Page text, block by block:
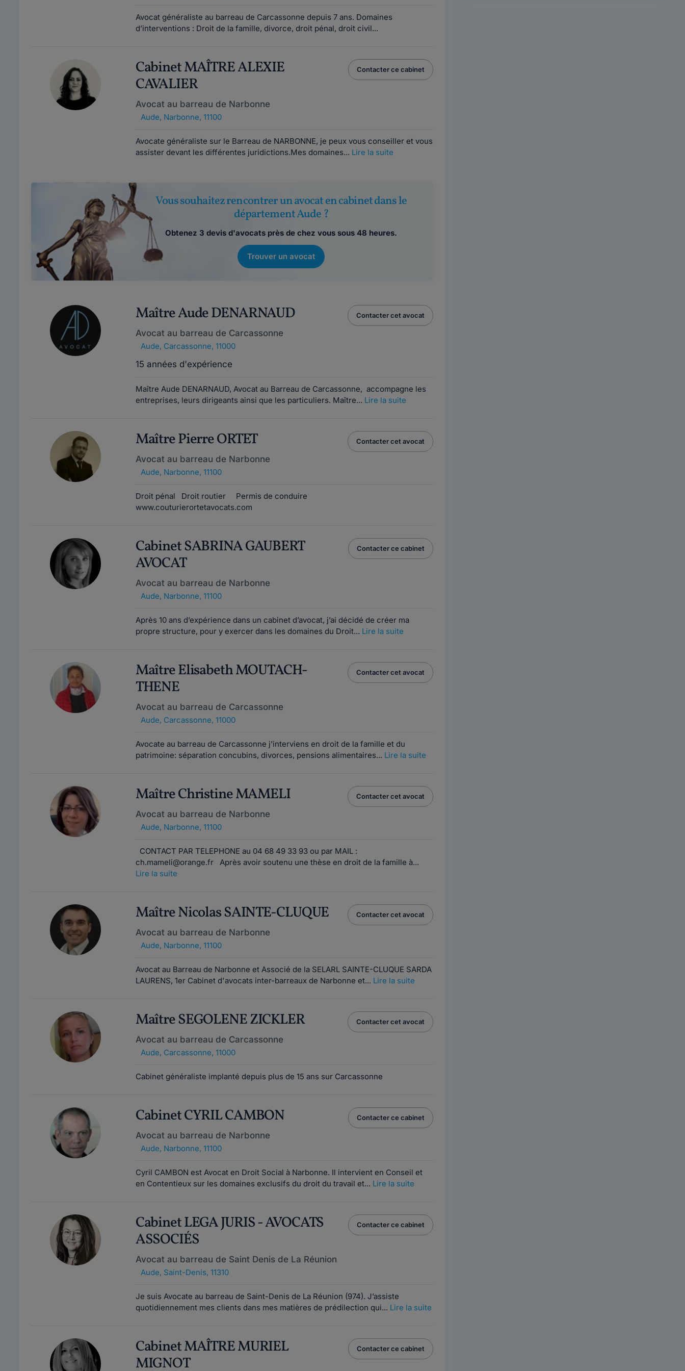
Avocat généraliste au barreau de Carcassonne depuis 7 ans. Domaines
d’interventions : Droit de la famille, divorce, droit pénal, droit civil...
Cabinet MAÎTRE ALEXIE
CAVALIER
Avocat au barreau de Narbonne
Aude, Narbonne, 11100
Contacter ce cabinet
Avocate généraliste sur le Barreau de NARBONNE, je peux vous conseiller et vous
assister devant les différentes juridictions.Mes domaines... Lire la suite
Vous souhaitez rencontrer un avocat en cabinet dans le
département Aude ?
Obtenez 3 devis d'avocats près de chez vous sous 48 heures.
Trouver un avocat
Maître Aude DENARNAUD
Avocat au barreau de Carcassonne
Aude, Carcassonne, 11000
15 années d'expérience
Contacter cet avocat
Maître Aude DENARNAUD, Avocat au Barreau de Carcassonne, accompagne les
entreprises, leurs dirigeants ainsi que les particuliers. Maître... Lire la suite
Maître Pierre ORTET
Avocat au barreau de Narbonne
Aude, Narbonne, 11100
Contacter cet avocat
Droit pénal Droit routier Permis de conduire
www.couturierortetavocats.com
Cabinet SABRINA GAUBERT
AVOCAT
Avocat au barreau de Narbonne
Aude, Narbonne, 11100
Contacter ce cabinet
Après 10 ans d’expérience dans un cabinet d’avocat, j’ai décidé de créer ma
propre structure, pour y exercer dans les domaines du Droit... Lire la suite
Maître Elisabeth MOUTACH-
THENE
Avocat au barreau de Carcassonne
Aude, Carcassonne, 11000
Contacter cet avocat
Avocate au barreau de Carcassonne j’interviens en droit de la famille et du
patrimoine: séparation concubins, divorces, pensions alimentaires... Lire la suite
Maître Christine MAMELI
Avocat au barreau de Narbonne
Aude, Narbonne, 11100
Contacter cet avocat
CONTACT PAR TELEPHONE au 04 68 49 33 93 ou par MAIL :
ch.mameli@orange.fr Après avoir soutenu une thèse en droit de la famille à...
Lire la suite
Maître Nicolas SAINTE-CLUQUE
Avocat au barreau de Narbonne
Aude, Narbonne, 11100
Contacter cet avocat
Avocat au Barreau de Narbonne et Associé de la SELARL SAINTE-CLUQUE SARDA
LAURENS, 1er Cabinet d'avocats inter-barreaux de Narbonne et... Lire la suite
Maître SEGOLENE ZICKLER
Avocat au barreau de Carcassonne
Aude, Carcassonne, 11000
Contacter cet avocat
Cabinet généraliste implanté depuis plus de 15 ans sur Carcassonne
Cabinet CYRIL CAMBON
Avocat au barreau de Narbonne
Aude, Narbonne, 11100
Contacter ce cabinet
Cyril CAMBON est Avocat en Droit Social à Narbonne. Il intervient en Conseil et
en Contentieux sur les domaines exclusifs du droit du travail et... Lire la suite
Cabinet LEGA JURIS - AVOCATS
ASSOCIÉS
Avocat au barreau de Saint Denis de La Réunion
Aude, Saint-Denis, 11310
Contacter ce cabinet
Je suis Avocate au barreau de Saint-Denis de La Réunion (974). J’assiste
quotidiennement mes clients dans mes matières de prédilection qui... Lire la suite
Cabinet MAÎTRE MURIEL
MIGNOT
Contacter ce cabinet